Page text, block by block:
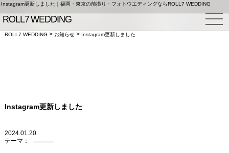
Instagram更新しました｜福岡・東京の前撮り・フォトウエディングならROLL7 WEDDING
ROLL7 WEDDING > お知らせ> Instagram更新しました
Instagram更新しました
2024.01.20
テーマ：